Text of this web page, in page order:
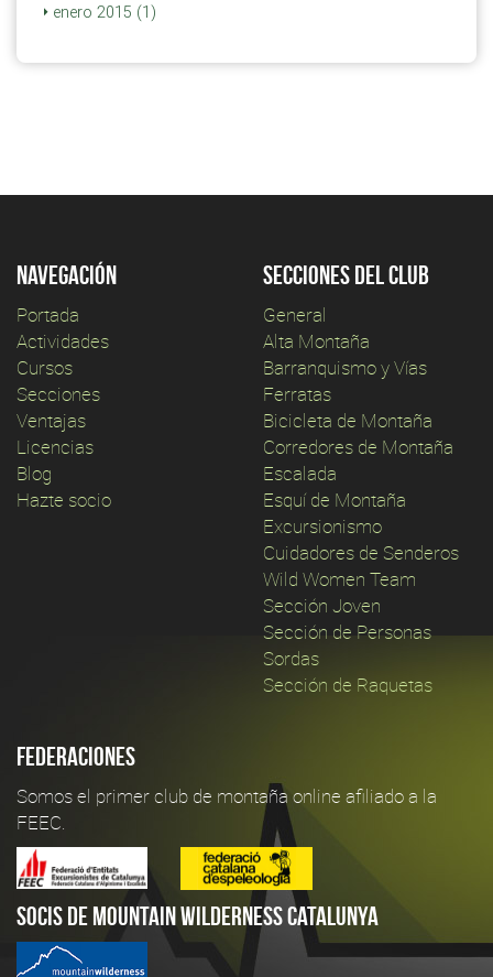
enero 2015 (1)
Navegación
Portada
Actividades
Cursos
Secciones
Ventajas
Licencias
Blog
Hazte socio
Secciones del club
General
Alta Montaña
Barranquismo y Vías
Ferratas
Bicicleta de Montaña
Corredores de Montaña
Escalada
Esquí de Montaña
Excursionismo
Cuidadores de Senderos
Wild Women Team
Sección Joven
Sección de Personas
Sordas
Sección de Raquetas
Federaciones
Somos el primer club de montaña online afiliado a la
FEEC.
Socis de Mountain Wilderness Catalunya